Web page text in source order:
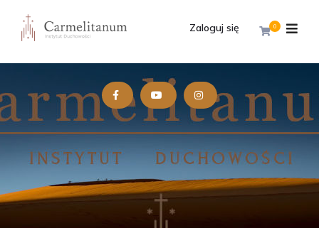
0
Zaloguj się